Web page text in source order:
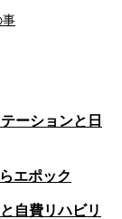
事
ーションと日
エポック
自費リハビリ